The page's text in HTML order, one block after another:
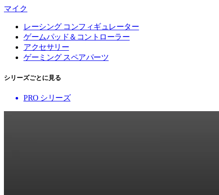
マイク
レーシング コンフィギュレーター
ゲームパッド＆コントローラー
アクセサリー
ゲーミング スペアパーツ
シリーズごとに見る
PRO シリーズ